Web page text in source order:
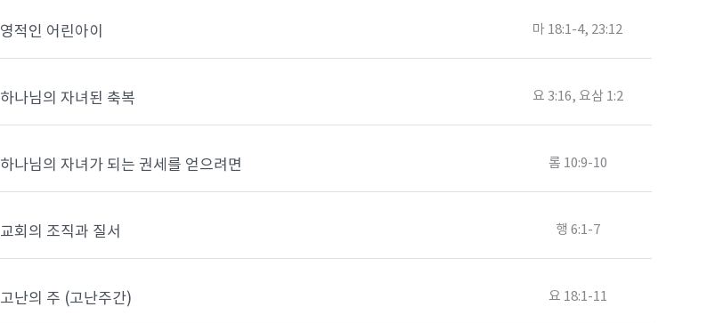
영적인 어린아이 마 18:1-4, 23:12
하나님의 자녀된 축복 요 3:16, 요삼 1:2
하나님의 자녀가 되는 권세를 얻으려면 롬 10:9-10
교회의 조직과 질서 행 6:1-7
고난의 주 (고난주간) 요 18:1-11